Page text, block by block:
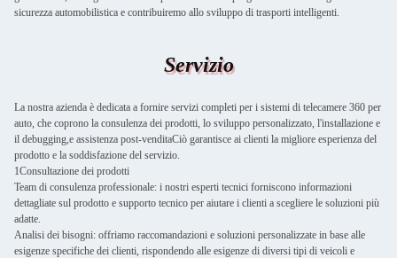
sicurezza automobilistica e contribuiremo allo sviluppo di trasporti intelligenti.
Servizio
La nostra azienda è dedicata a fornire servizi completi per i sistemi di telecamere 360 per
auto, che coprono la consulenza dei prodotti, lo sviluppo personalizzato, l'installazione e
il debugging,e assistenza post-venditaCiò garantisce ai clienti la migliore esperienza del
prodotto e la soddisfazione del servizio.
1Consultazione dei prodotti
Team di consulenza professionale: i nostri esperti tecnici forniscono informazioni
dettagliate sul prodotto e supporto tecnico per aiutare i clienti a scegliere le soluzioni più
adatte.
Analisi dei bisogni: offriamo raccomandazioni e soluzioni personalizzate in base alle
esigenze specifiche dei clienti, rispondendo alle esigenze di diversi tipi di veicoli e